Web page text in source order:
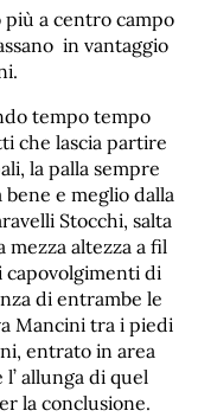
a centro campo
in vantaggio
tempo tempo
che lascia partire
la palla sempre
bene e meglio dalla
Stocchi, salta
altezza a fil
capovolgimenti di
di entrambe le
Mancini tra i piedi
entrato in area
allunga di quel
la conclusione.